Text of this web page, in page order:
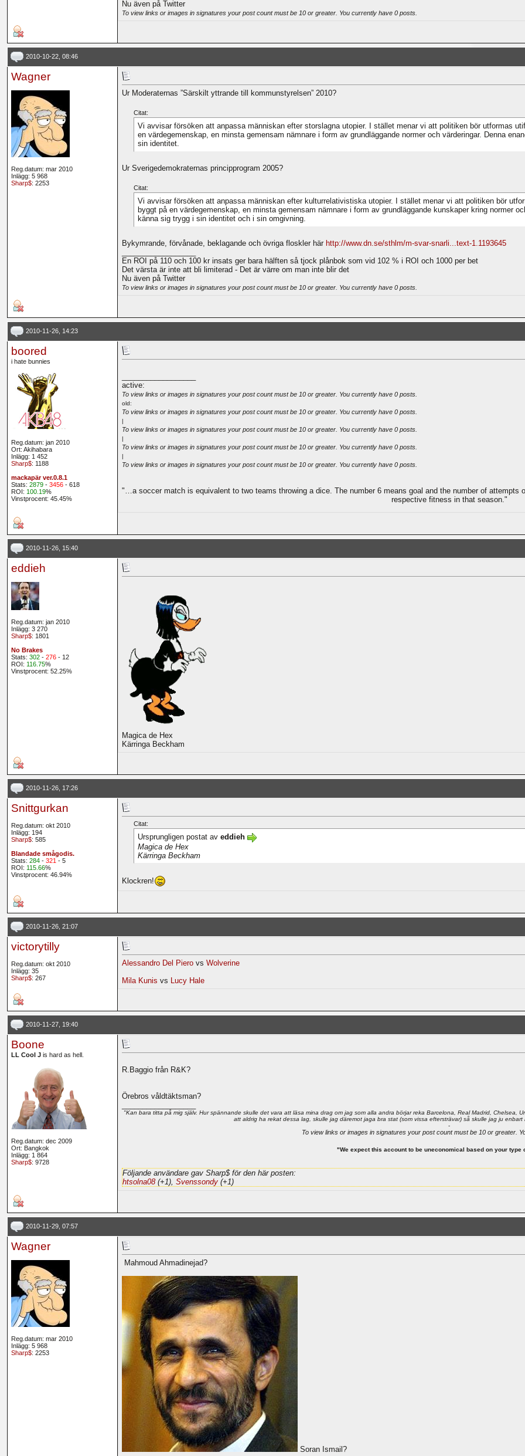
Nu även på Twitter
To view links or images in signatures your post count must be 10 or greater. You currently have 0 posts.
2010-10-22, 08:46
Wagner
Reg.datum: mar 2010
Inlägg: 5 968
Sharp$: 2253
Ur Moderaternas ”Särskilt yttrande till kommunstyrelsen” 2010?
Citat:
Vi avvisar försöken att anpassa människan efter storslagna utopier. I stället menar vi att politiken bör utformas
en värdegemenskap, en minsta gemensam nämnare i form av grundläggande normer och värderingar. Denna
sin identitet.
Ur Sverigedemokraternas principprogram 2005?
Citat:
Vi avvisar försöken att anpassa människan efter kulturrelativistiska utopier. I stället menar vi att politiken bör
byggt på en värdegemenskap, en minsta gemensam nämnare i form av grundläggande kunskaper kring normer
känna sig trygg i sin identitet och i sin omgivning.
Bykymrande, förvånade, beklagande och övriga floskler här http://www.dn.se/sthlm/m-svar-snarli...text-1.1193645
En ROI på 110 och 100 kr insats ger bara hälften så tjock plånbok som vid 102 % i ROI och 1000 per bet
Det värsta är inte att bli limiterad - Det är värre om man inte blir det
Nu även på Twitter
To view links or images in signatures your post count must be 10 or greater. You currently have 0 posts.
2010-11-26, 14:23
boored
i hate bunnies
Reg.datum: jan 2010
Ort: Akihabara
Inlägg: 1 452
Sharp$: 1188
mackapär ver.0.8.1
Stats: 2879- 3456- 618
ROI: 100.19%
Vinstprocent: 45.45%
active:
To view links or images in signatures your post count must be 10 or greater. You currently have 0 posts.
old:
To view links or images in signatures your post count must be 10 or greater. You currently have 0 posts.
To view links or images in signatures your post count must be 10 or greater. You currently have 0 posts.
To view links or images in signatures your post count must be 10 or greater. You currently have 0 posts.
To view links or images in signatures your post count must be 10 or greater. You currently have 0 posts.
"…a soccer match is equivalent to two teams throwing a dice. The number 6 means goal and the number of
respective fitness in that season."
2010-11-26, 15:40
eddieh
Reg.datum: jan 2010
Inlägg: 3 270
Sharp$: 1801
No Brakes
Stats: 302- 276- 12
ROI: 116.75%
Vinstprocent: 52.25%
Magica de Hex
Kärringa Beckham
2010-11-26, 17:26
Snittgurkan
Reg.datum: okt 2010
Inlägg: 194
Sharp$: 585
Blandade smågodis.
Stats: 284- 321 - 5
ROI: 115.66%
Vinstprocent: 46.94%
Citat:
Ursprungligen postat av eddieh
Magica de Hex
Kärringa Beckham
Klockren!
2010-11-26, 21:07
victorytilly
Reg.datum: okt 2010
Inlägg: 35
Sharp$: 267
Alessandro Del Pierovs Wolverine
Mila Kunis vs Lucy Hale
2010-11-27, 19:40
Boone
LL Cool Jis hard as hell.
Reg.datum: dec 2009
Ort: Bangkok
Inlägg: 1 864
Sharp$: 9728
R.Baggio från R&K?
Örebros våldtäktsman?
"Kan bara titta på mig själv. Hur spännande skulle det vara att läsa mina drag om jag som alla andra börjar reka Barcelona, Real Madrid, Chelsea,
att aldrig ha rekat dessa lag, skulle jag däremot jaga bra stat (som vissa eftersträvar) så skulle jag ju
-
To view links or images in signatures your post count must be 10 or greater.
"We expect this account to be uneconomical based on your type
Följande användare gav Sharp$ för den här posten:
htsolna08(+1), Svenssondy(+1)
2010-11-29, 07:57
Wagner
Reg.datum: mar 2010
Inlägg: 5 968
Sharp$: 2253
Mahmoud Ahmadinejad?
Soran Ismail?